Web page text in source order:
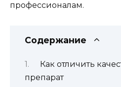
профессионалам.
Содержание
Как отличить
препарат